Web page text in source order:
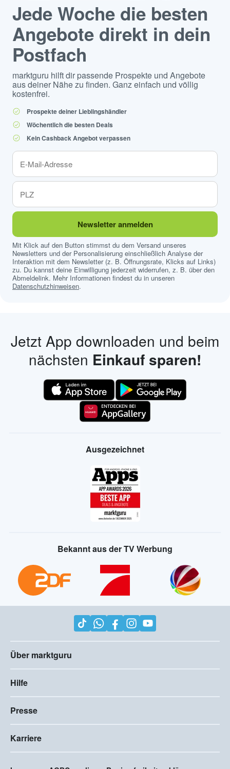
Jede Woche die besten
Angebote direkt in dein
Postfach
marktguru hilft dir passende Prospekte und Angebote
aus deiner Nähe zu finden. Ganz einfach und völlig
kostenfrei.
Prospekte deiner Lieblingshändler
Wöchentlich die besten Deals
Kein Cashback Angebot verpassen
Newsletter anmelden
Mit Klick auf den Button stimmst du dem Versand unseres
Newsletters und der Personalisierung einschließlich Analyse der
Interaktion mit dem Newsletter (z. B. Öffnungsrate, Klicks auf Links)
zu. Du kannst deine Einwilligung jederzeit widerrufen, z. B. über den
Abmeldelink. Mehr Informationen findest du in unseren
Datenschutzhinweisen.
Jetzt App downloaden und beim
nächsten Einkauf sparen!
Ausgezeichnet
Bekannt aus der TV Werbung
Über marktguru
Hilfe
Presse
Karriere